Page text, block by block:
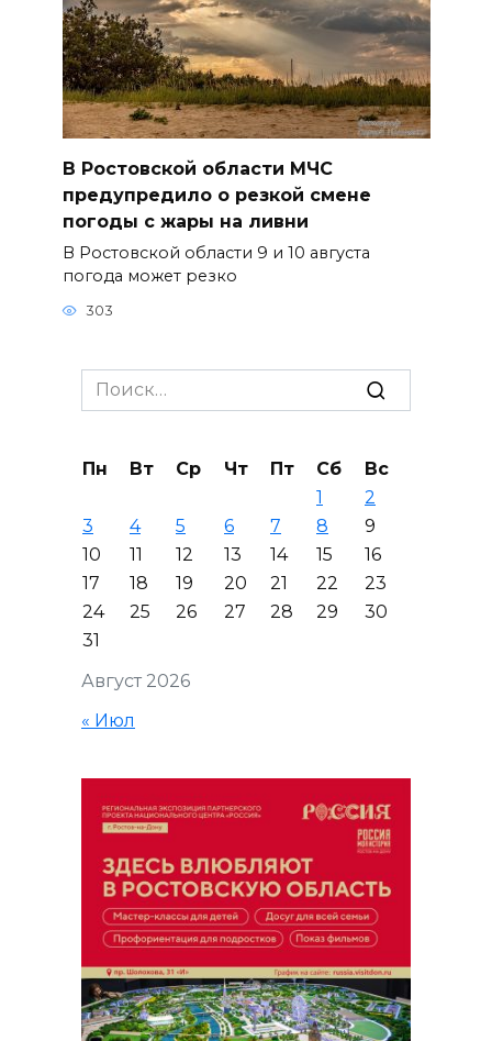
В Ростовской области МЧС
предупредило о резкой смене
погоды с жары на ливни
В Ростовской области 9 и 10 августа
погода может резко
303
Search
for:
Август 2026
Пн Вт Ср Чт Пт Сб
Вс
1
2
3
4 5 6 7 8
9
10
11 12 13 14 15
16
17
18 19 20 21 22
23
24
25 26 27 28 29
30
31
« Июл